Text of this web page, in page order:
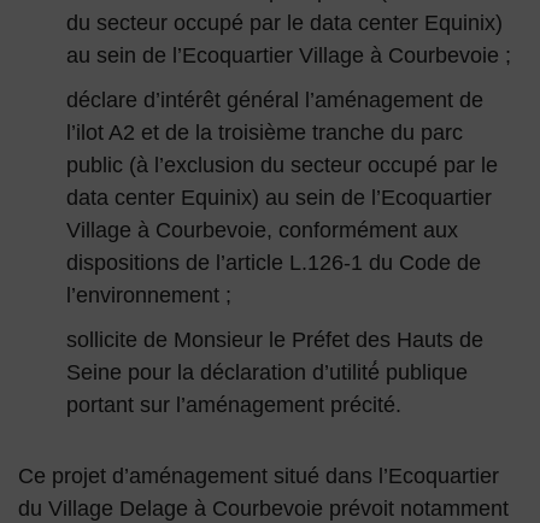
du secteur occupé par le data center Equinix)
au sein de l’Ecoquartier Village à Courbevoie ;
déclare d’intérêt général l’aménagement de
l’ilot A2 et de la troisième tranche du parc
public (à l’exclusion du secteur occupé par le
data center Equinix) au sein de l’Ecoquartier
Village à Courbevoie, conformément aux
dispositions de l’article L.126-1 du Code de
l’environnement ;
sollicite de Monsieur le Préfet des Hauts de
Seine pour la déclaration d’utilité́ publique
portant sur l’aménagement précité.
Ce projet d’aménagement situé dans l’Ecoquartier
du Village Delage à Courbevoie prévoit notamment